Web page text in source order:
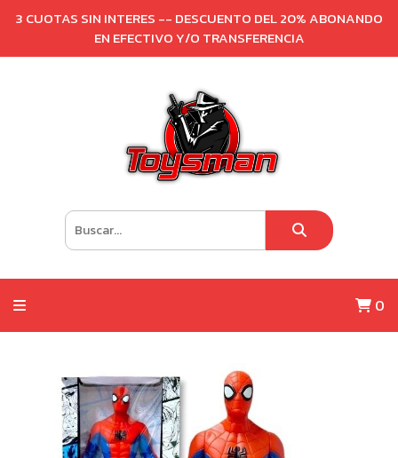
3 CUOTAS SIN INTERES -- DESCUENTO DEL 20% ABONANDO
EN EFECTIVO Y/O TRANSFERENCIA
0